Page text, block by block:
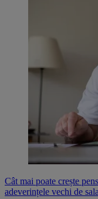
Cât mai poate crește
adeverințele vechi de